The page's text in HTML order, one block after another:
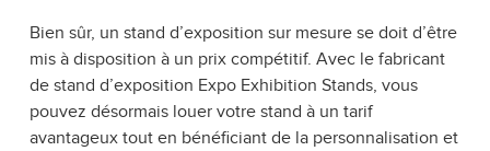
Bien sûr, un stand d’exposition sur mesure se doit d’être
mis à disposition à un prix compétitif. Avec le fabricant
de stand d’exposition Expo Exhibition Stands, vous
pouvez désormais louer votre stand à un tarif
avantageux tout en bénéficiant de la personnalisation et